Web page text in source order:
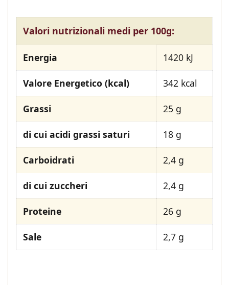
Valori nutrizionali medi per 100g:
Energia 1420 kJ
Valore Energetico (kcal) 342 kcal
Grassi 25 g
di cui acidi grassi saturi 18 g
Carboidrati 2,4 g
di cui zuccheri 2,4 g
Proteine 26 g
Sale 2,7 g